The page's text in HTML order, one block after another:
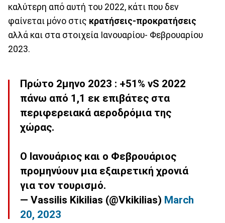
καλύτερη από αυτή του 2022, κάτι που δεν
φαίνεται μόνο στις κρατήσεις-προκρατήσεις
αλλά και στα στοιχεία Ιανουαρίου- Φεβρουαρίου
2023.
Πρώτο 2μηνο 2023 : +51% vS 2022
πάνω από 1,1 εκ επιβάτες στα
περιφερειακά αεροδρόμια της
χώρας.
Ο Ιανουάριος και ο Φεβρουάριος
προμηνύουν μια εξαιρετική χρονιά
για τον τουρισμό.
— Vassilis Kikilias (@Vkikilias) March
20, 2023